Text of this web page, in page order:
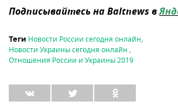
Подписывайтесь на Baltnews в
Теги Новости России сегодня онлайн,
Новости Украины сегодня онлайн ,
Отношения России и Украины 2019